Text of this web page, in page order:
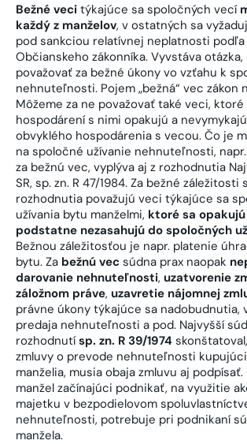
Bežné veci týkajúce sa spoločných vecí
každý z manželov, v ostatných sa
pod sankciou relatívnej neplatnosti
Občianskeho zákonníka. Vyvstáva
považovať za bežné úkony vo vzťahu k
nehnuteľnosti. Pojem „bežná“ vec zákon
Môžeme za ne považovať také veci, ktoré
hospodárení s nimi opakujú a
obvyklého hospodárenia s vecou. Čo je
na spoločné užívanie nehnuteľnosti,
za bežnú vec, vyplýva aj z rozhodnutia
SR, sp. zn. R 47/1984. Za bežné
rozhodnutia považujú veci týkajúce sa
užívania bytu manželmi, ktoré sa
podstatne nezasahujú do spoločných
Bežnou záležitosťou je napr. platenie
bytu. Za bežnú vec súdna prax naopak
darovanie nehnuteľnosti, uzatvorenie
záložnom práve, uzavretie nájomnej
právne úkony týkajúce sa nadobudnutia,
predaja nehnuteľnosti a pod. Najvyšší
rozhodnutísp. zn. R 39/1974
zmluvy o prevode nehnuteľnosti
manželia, musia obaja zmluvu aj podpísať.
manžel začínajúci podnikať, na využitie
majetku v bezpodielovom
nehnuteľnosti, potrebuje pri podnikaní
manžela.